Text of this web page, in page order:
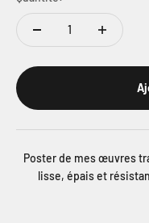
Poster de mes œuvres
lisse, épais et